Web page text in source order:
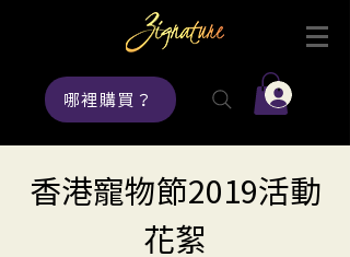
哪裡購買？
香港寵物節2019活動
花絮